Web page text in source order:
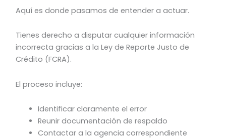
Aquí es donde pasamos de entender a actuar.
Tienes derecho a disputar cualquier información
incorrecta gracias a la Ley de Reporte Justo de
Crédito (FCRA).
El proceso incluye:
Identificar claramente el error
Reunir documentación de respaldo
Contactar a la agencia correspondiente